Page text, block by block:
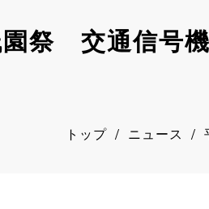
祭 交通信号機
トップ / ニュース /